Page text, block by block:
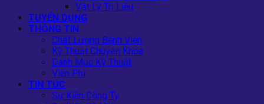
Vật Lý Trị Liệu
TUYỂN DỤNG
THÔNG TIN
Chất Lượng Bệnh Viện
Kỹ Thuật Chuyên Khoa
Danh Mục Kỹ Thuật
Viện Phí
TIN TỨC
Sự Kiện Công Ty